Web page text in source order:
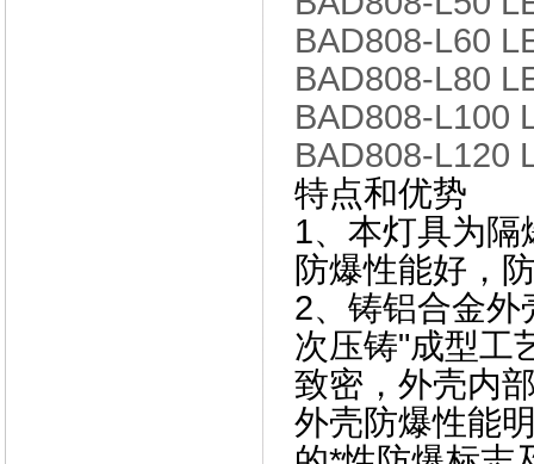
BAD808-L60
BAD808-L80
BAD808-L100
BAD808-L120
特点和优势
1、本灯具为
防爆性能好，
2、 铸铝合金外
次压铸"成型工
致密，外壳内
外壳防爆性能